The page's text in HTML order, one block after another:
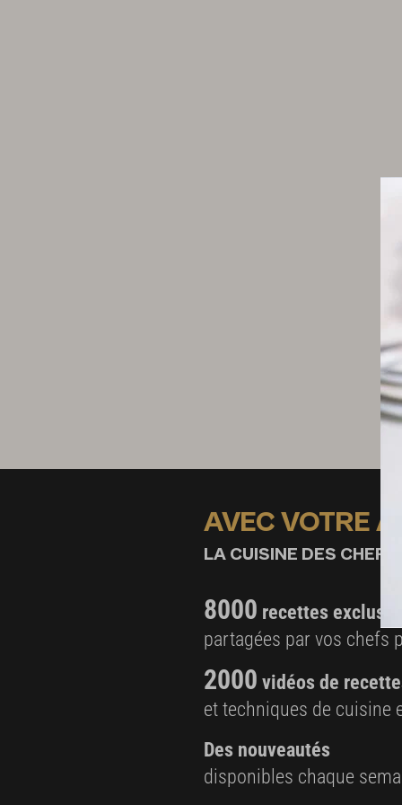
AVEC VOTRE
LA CUISINE DES
8000 recettes
partagées par vos chefs
2000 vidéos de
et techniques de cuisine
Des nouveautés
disponibles chaque